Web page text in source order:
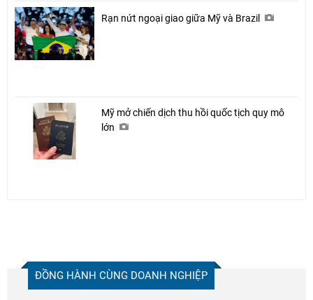
Rạn nứt ngoại giao giữa Mỹ và Brazil
Mỹ mở chiến dịch thu hồi quốc tịch quy mô
lớn
ĐỒNG HÀNH CÙNG DOANH NGHIỆP